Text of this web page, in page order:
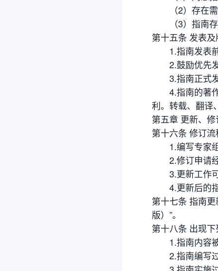
（2）存在需
（3）指南存
第十五条 发表
1.指南发表前
2.鼓励优先发
3.指南正式发
4.指南的著作
利。转载、翻译
第五章 更新、
第十六条 修订流
1.编写专家组
2.修订申请经
3.更新工作可
4.更新后的指
第十七条 指南
版）”。
第十八条 出现
1.指南内容被
2.指南编写过